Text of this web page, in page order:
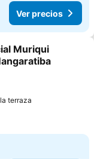
Ver precios
Muriqui
terraza